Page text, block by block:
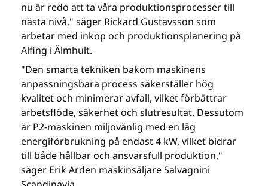
nu är redo att ta våra produktionsprocesser till
nästa nivå," säger Rickard Gustavsson som
arbetar med inköp och produktionsplanering på
Alfing i Älmhult.
"Den smarta tekniken bakom maskinens
anpassningsbara process säkerställer hög
kvalitet och minimerar avfall, vilket förbättrar
arbetsflöde, säkerhet och slutresultat. Dessutom
är P2-maskinen miljövänlig med en låg
energiförbrukning på endast 4 kW, vilket bidrar
till både hållbar och ansvarsfull produktion,"
säger Erik Arden maskinsäljare Salvagnini